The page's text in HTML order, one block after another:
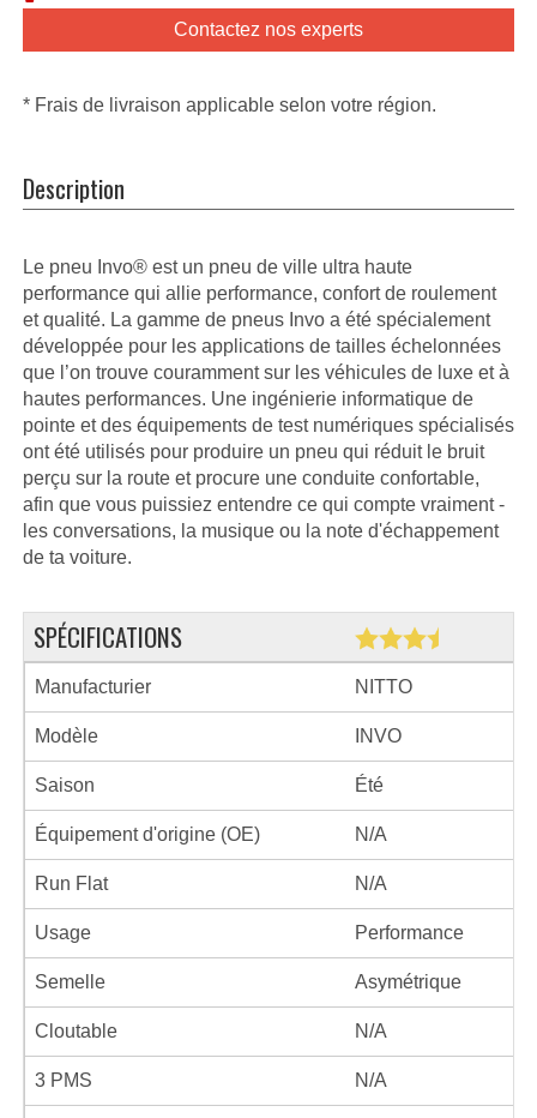
Contactez nos experts
* Frais de livraison applicable selon votre région.
Description
Le pneu Invo® est un pneu de ville ultra haute
performance qui allie performance, confort de roulement
et qualité. La gamme de pneus Invo a été spécialement
développée pour les applications de tailles échelonnées
que l’on trouve couramment sur les véhicules de luxe et à
hautes performances. Une ingénierie informatique de
pointe et des équipements de test numériques spécialisés
ont été utilisés pour produire un pneu qui réduit le bruit
perçu sur la route et procure une conduite confortable,
afin que vous puissiez entendre ce qui compte vraiment -
les conversations, la musique ou la note d'échappement
de ta voiture.
SPÉCIFICATIONS
Manufacturier NITTO
Modèle INVO
Saison Été
Équipement d'origine (OE) N/A
Run Flat N/A
Usage Performance
Semelle Asymétrique
Cloutable N/A
3 PMS N/A